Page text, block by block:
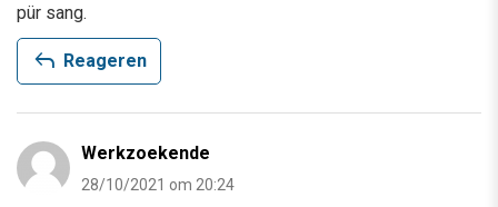
pür sang.
reply Reageren
Werkzoekende
28/10/2021 om 20:24